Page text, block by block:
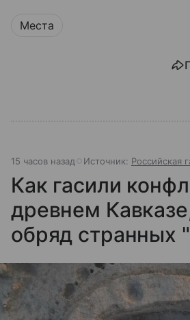
Места
15 часов назад Источник: Российская
Как гасили
древнем
обряд странных